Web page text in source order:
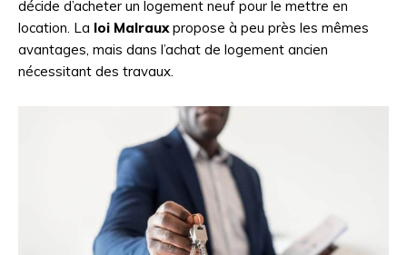
décide d’acheter un logement neuf pour le mettre en
location. La loi Malrauxpropose à peu près les mêmes
avantages, mais dans l’achat de logement ancien
nécessitant des travaux.